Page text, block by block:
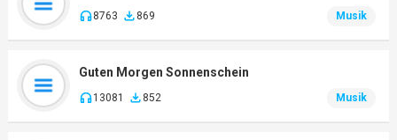
8763 869 Musik
Guten Morgen Sonnenschein
13081 852 Musik